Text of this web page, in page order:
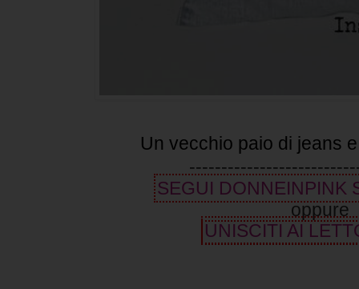
Un vecchio paio di jeans
SEGUI DONNEINPINK
oppure
UNISCITI AI